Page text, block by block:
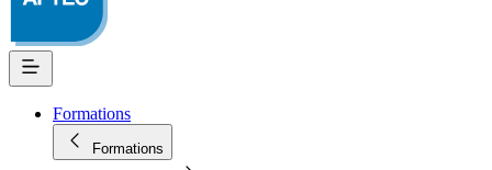
Formations
Formations